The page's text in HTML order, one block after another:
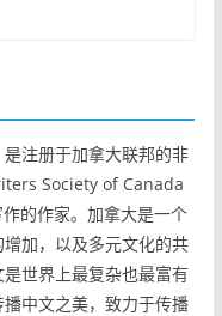
注册于加拿大联邦的非
Society of Canada
的作家。加拿大是一个
加，以及多元文化的共
世界上最复杂也最富有
中文之美，致力于传播